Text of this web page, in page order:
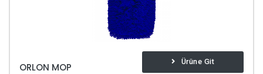
ORLON MOP Ürüne Git